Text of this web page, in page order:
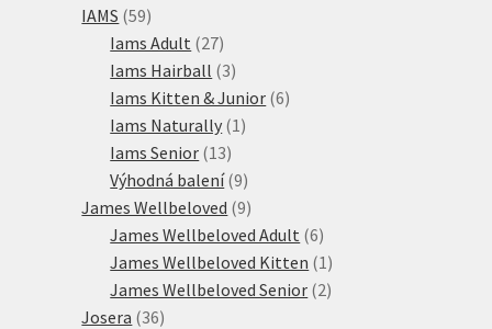
IAMS 5959
produktů
Iams Adult 2727
produktů
Iams Hairball 33
produkty
Iams Kitten & Junior 66
Iams Naturally 1 1
Iams Senior 1313
produktů
Výhodná balení 99
produktů
James Wellbeloved 99
produktů
James Wellbeloved Adult 66
produktů
James Wellbeloved Kitten 1 1
produkt
James Wellbeloved Senior 22
Josera 3636